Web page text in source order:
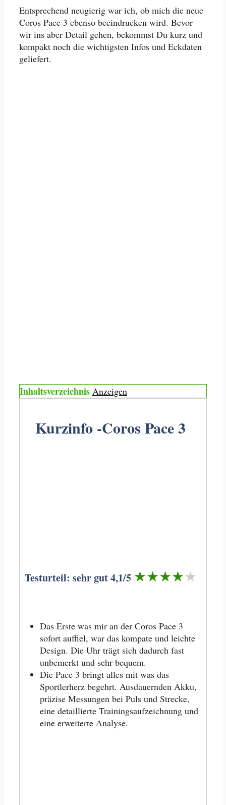
Entsprechend neugierig war ich, ob mich die neue
Coros Pace 3 ebenso beeindrucken wird. Bevor
wir ins aber Detail gehen, bekommst Du kurz und
kompakt noch die wichtigsten Infos und Eckdaten
geliefert.
Inhaltsverzeichnis Anzeigen
Kurzinfo -Coros Pace 3
Testurteil: sehr gut 4,1/5 ★★★★★
Das Erste was mir an der Coros Pace 3
sofort auffiel, war das kompate und leichte
Design. Die Uhr trägt sich dadurch fast
unbemerkt und sehr bequem.
Die Pace 3 bringt alles mit was das
Sportlerherz begehrt. Ausdauernden Akku,
präzise Messungen bei Puls und Strecke,
eine detaillierte Trainingsaufzeichnung und
eine erweiterte Analyse.